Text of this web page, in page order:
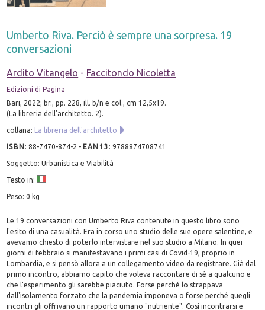
Umberto Riva. Perciò è sempre una sorpresa. 19
conversazioni
Ardito Vitangelo - Faccitondo Nicoletta
Edizioni di Pagina
Bari, 2022; br., pp. 228, ill. b/n e col., cm 12,5x19.
(La libreria dell'architetto. 2).
collana: La libreria dell'architetto
ISBN:88-7470-874-2 - EAN13 :9788874708741
Soggetto: Urbanistica e Viabilità
Testo in:
Peso: 0 kg
Le 19 conversazioni con Umberto Riva contenute in questo libro sono
l'esito di una casualità. Era in corso uno studio delle sue opere salentine, e
avevamo chiesto di poterlo intervistare nel suo studio a Milano. In quei
giorni di febbraio si manifestavano i primi casi di Covid-19, proprio in
Lombardia, e si pensò allora a un collegamento video da registrare. Già dal
primo incontro, abbiamo capito che voleva raccontare di sé a qualcuno e
che l'esperimento gli sarebbe piaciuto. Forse perché lo strappava
dall'isolamento forzato che la pandemia imponeva o forse perché quegli
incontri gli offrivano un rapporto umano "nutriente". Così incontrarsi e